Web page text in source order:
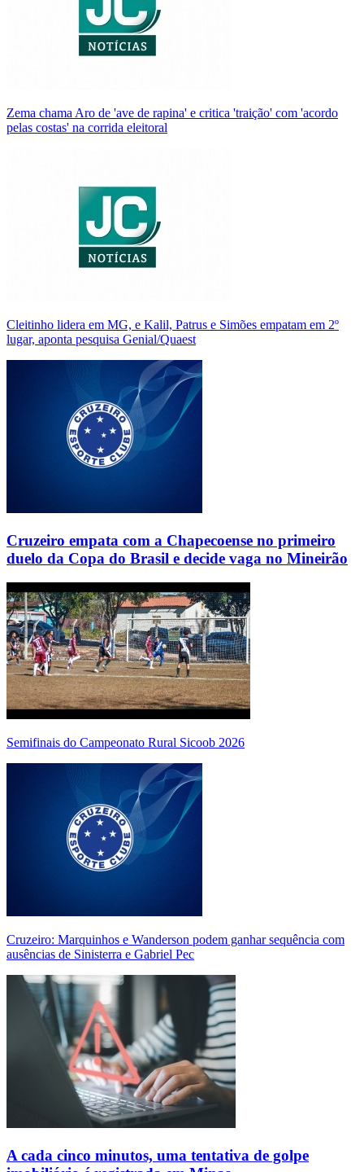
Zema chama Aro de 'ave de rapina' e critica 'traição' com 'acordo
pelas costas' na corrida eleitoral
Cleitinho lidera em MG, e Kalil, Patrus e Simões empatam em 2º
lugar, aponta pesquisa Genial/Quaest
Cruzeiro empata com a Chapecoense no primeiro
duelo da Copa do Brasil e decide vaga no Mineirão
Semifinais do Campeonato Rural Sicoob 2026
Cruzeiro: Marquinhos e Wanderson podem ganhar sequência com
ausências de Sinisterra e Gabriel Pec
A cada cinco minutos, uma tentativa de golpe